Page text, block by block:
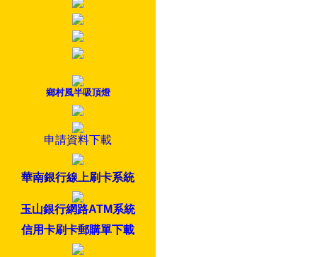
鄉村風半吸頂燈
申請資料下載
華南銀行線上刷卡系統
玉山銀行網路ATM系統
信用卡刷卡郵購單下載